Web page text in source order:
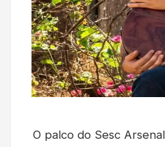
O palco do Sesc